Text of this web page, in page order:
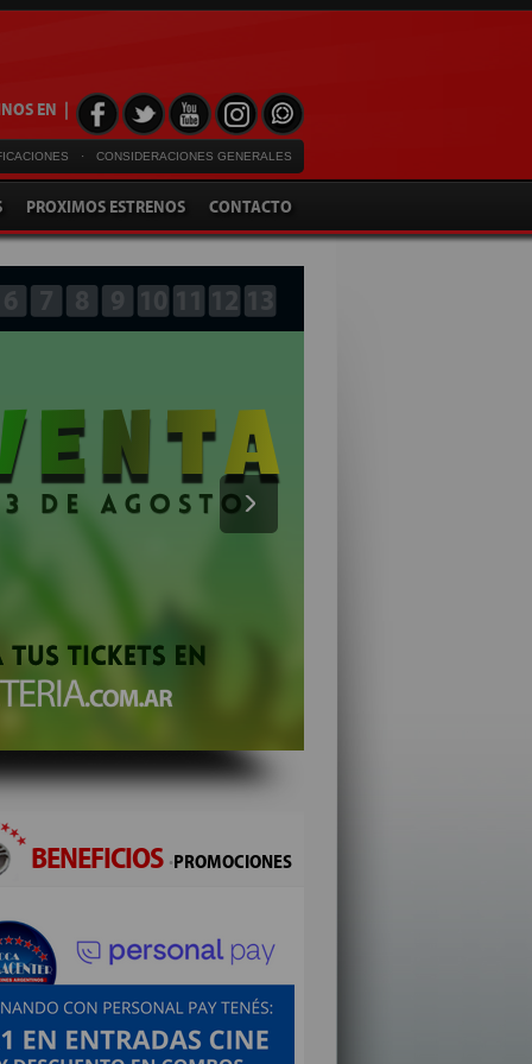
EN |
· CONSIDERACIONES GENERALES
PROXIMOS ESTRENOS CONTACTO
BENEFICIOS ·PROMOCIONES